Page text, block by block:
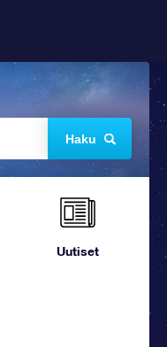
Haku
Uutiset